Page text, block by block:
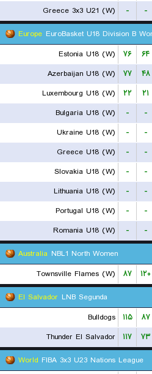
Greece 3x3 U21 (W)
- -
Europe EuroBasket U18 Division B
Estonia U18 (W)
۷۶ ۶۴
Azerbaijan U18 (W)
۷۷ ۴۸
Luxembourg U18 (W)
۲۲ ۲۱
Bulgaria U18 (W)
- -
Ukraine U18 (W)
- -
Greece U18 (W)
- -
Slovakia U18 (W)
- -
Lithuania U18 (W)
- -
Portugal U18 (W)
- -
Romania U18 (W)
- -
Australia NBL1 North Women
Townsville Flames (W)
۸۷ ۱۲۰
El Salvador LNB Segunda
Bulldogs
۱۱۵ ۸۷
Thunder El Salvador
۱۱۷ ۷۳
World FIBA 3x3 U23 Nations League